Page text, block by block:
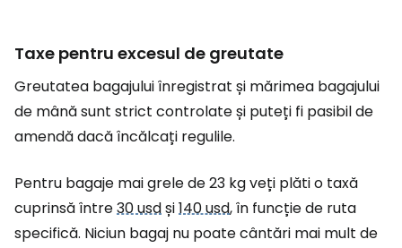
Taxe pentru excesul de greutate
Greutatea bagajului înregistrat și mărimea bagajului
de mână sunt strict controlate și puteți fi pasibil de
amendă dacă încălcați regulile.
Pentru bagaje mai grele de 23 kg veți plăti o taxă
cuprinsă între30 usdși140 usd, în funcție de ruta
specifică. Niciun bagaj nu poate cântări mai mult de